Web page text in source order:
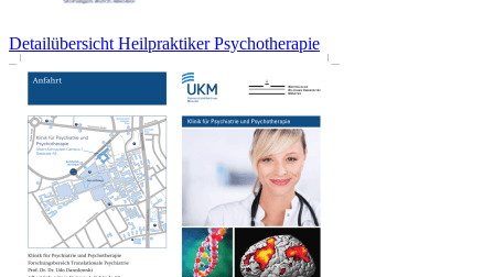
Detailübersicht Heilpraktiker Psychotherapie